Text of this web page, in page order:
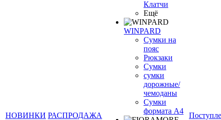
НОВИНКИ РАСПРОДАЖА
Клатчи
Ещё
WINPARD
Сумки на
пояс
Рюкзаки
Сумки
сумки
дорожные/
чемоданы
Сумки
формата А4